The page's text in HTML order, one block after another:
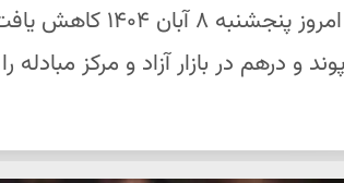
پوند و درهم در بازار آزاد و مرکز